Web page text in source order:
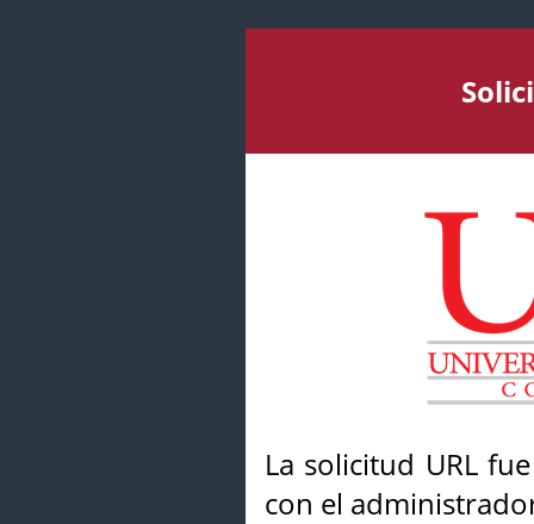
La solicitud URL
con el